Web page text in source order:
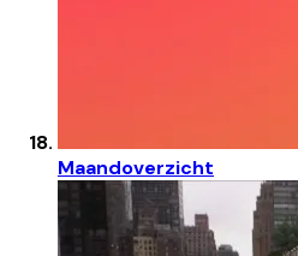
Maandoverzicht